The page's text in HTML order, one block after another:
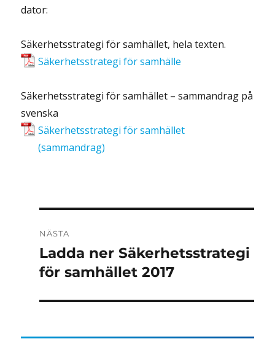
dator:
Säkerhetsstrategi för samhället, hela texten.
Säkerhetsstrategi för samhälle
Säkerhetsstrategi för samhället – sammandrag på
svenska
Säkerhetsstrategi för samhället
(sammandrag)
NÄSTA
Nästa
inlägg:
Ladda ner Säkerhetsstrategi
för samhället 2017